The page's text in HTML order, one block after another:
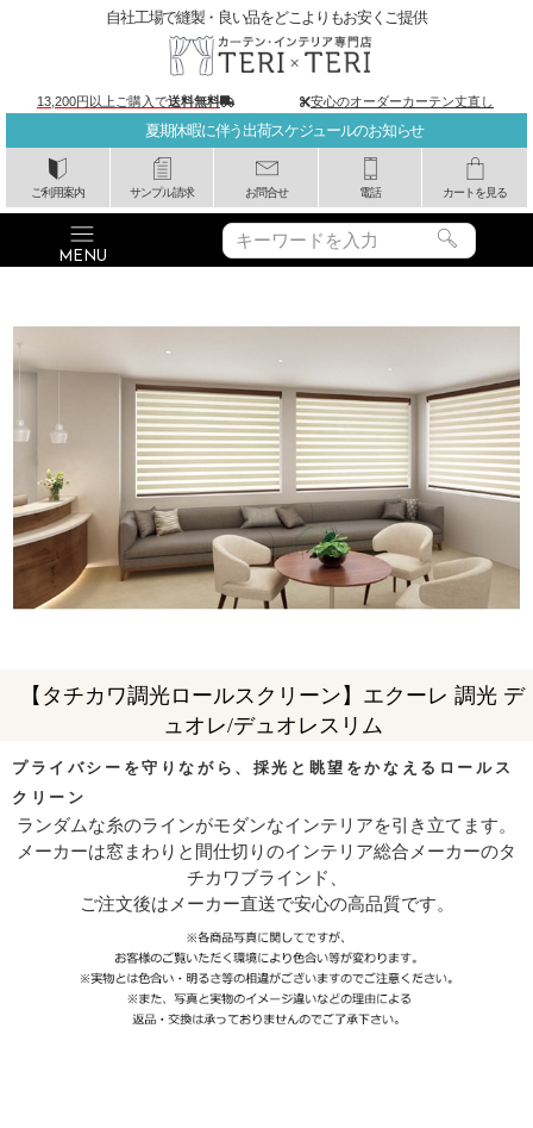
夏期休暇に伴う出荷スケジュールのお知らせ
ご利用案内 サンプル請求 お問合せ 電話 カートを見る
自社工場で縫製・良い品をどこよりもお安くご提供
13,200円以上ご購入で送料無料 安心のオーダーカーテン丈直し
プライバシーを守りながら、採光と眺望をかなえるロールス
クリーン
【タチカワ調光ロールスクリーン】エクーレ 調光 デ
ュオレ/デュオレスリム
ランダムな糸のラインがモダンなインテリアを引き立てます。
メーカーは窓まわりと間仕切りのインテリア総合メーカーのタ
チカワブラインド、
ご注文後はメーカー直送で安心の高品質です。